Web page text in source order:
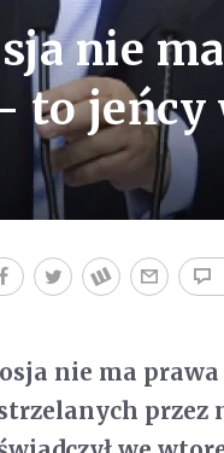
nie
to jeńcy
nie ma
przez